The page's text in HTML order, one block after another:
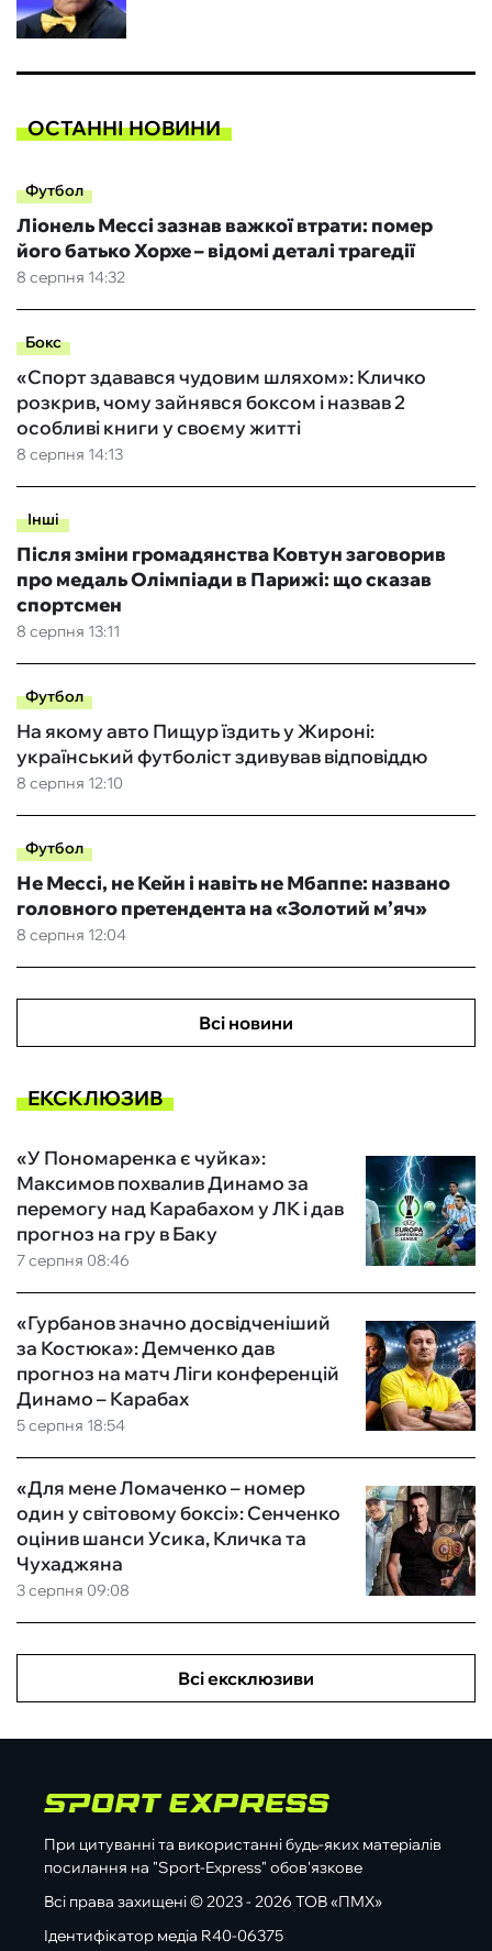
ОСТАННІ НОВИНИ
Футбол
8 серпня 14:32
Ліонель Мессі зазнав важкої втрати: помер
його батько Хорхе – відомі деталі трагедії
Бокс
8 серпня 14:13
«Спорт здавався чудовим шляхом»: Кличко
розкрив, чому зайнявся боксом і назвав 2
особливі книги у своєму житті
Інші
8 серпня 13:11
Після зміни громадянства Ковтун заговорив
про медаль Олімпіади в Парижі: що сказав
спортсмен
Футбол
8 серпня 12:10
На якому авто Пищур їздить у Жироні:
український футболіст здивував відповіддю
Футбол
8 серпня 12:04
Не Мессі, не Кейн і навіть не Мбаппе: названо
головного претендента на «Золотий м’яч»
Всі новини
ЕКСКЛЮЗИВ
7 серпня 08:46
«У Пономаренка є чуйка»:
Максимов похвалив Динамо за
перемогу над Карабахом у ЛК і дав
прогноз на гру в Баку
5 серпня 18:54
«Гурбанов значно досвідченіший
за Костюка»: Демченко дав
прогноз на матч Ліги конференцій
Динамо – Карабах
3 серпня 09:08
«Для мене Ломаченко – номер
один у світовому боксі»: Сенченко
оцінив шанси Усика, Кличка та
Чухаджяна
Всі ексклюзиви
При цитуванні та використанні будь-яких матеріалів
посилання на "Sport-Express" обов'язкове
Всі права захищені © 2023 - 2026 ТОВ «ПМХ»
Ідентифікатор медіа R40-06375